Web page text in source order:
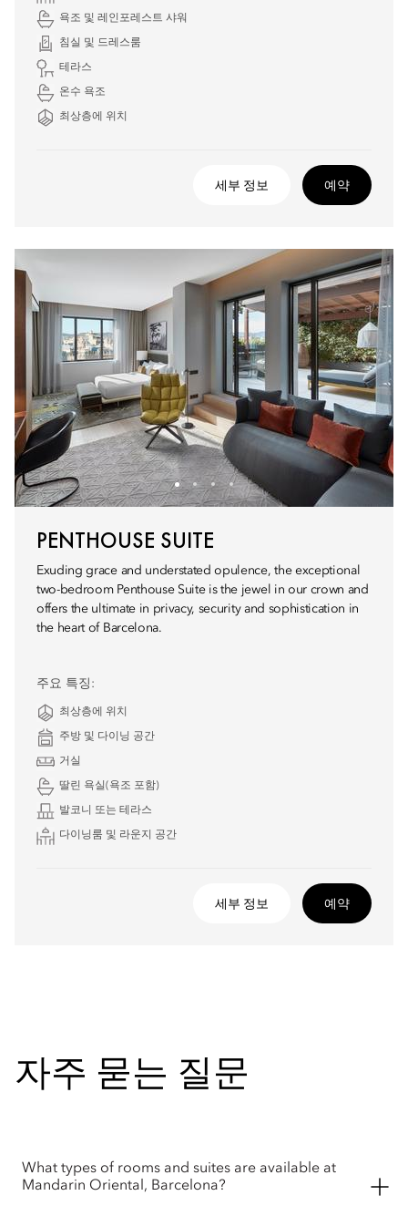
욕조 및 레인포레스트 샤워
침실 및 드레스룸
테라스
온수 욕조
최상층에 위치
세부 정보 예약
PENTHOUSE SUITE
Exuding grace and understated opulence, the exceptional
two-bedroom Penthouse Suite is the jewel in our crown and
offers the ultimate in privacy, security and sophistication in
the heart of Barcelona.
주요 특징:
최상층에 위치
주방 및 다이닝 공간
거실
딸린 욕실(욕조 포함)
발코니 또는 테라스
다이닝룸 및 라운지 공간
세부 정보 예약
자주 묻는 질문
What types of rooms and suites are available at
Mandarin Oriental, Barcelona?